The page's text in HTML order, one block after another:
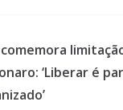
‘Liberar é